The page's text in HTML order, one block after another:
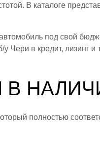
В каталоге
под свой
Чери в кредит, лизинг и
В
полностью